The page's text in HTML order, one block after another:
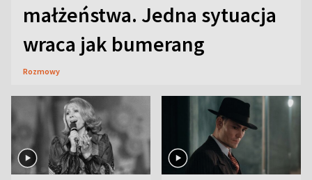
małżeństwa. Jedna sytuacja
wraca jak bumerang
Rozmowy